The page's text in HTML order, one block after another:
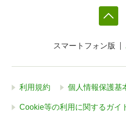
スマートフォン版
利用規約 個人情報保護基
Cookie等の利用に関するガイ